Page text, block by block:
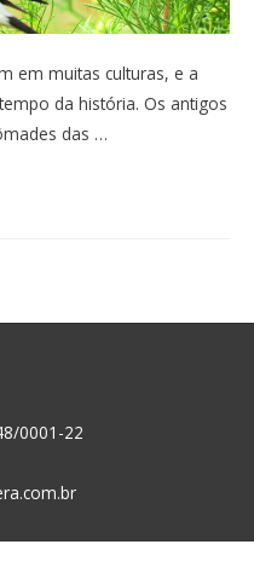
em muitas culturas, e a
da história. Os antigos
das …
0001-22